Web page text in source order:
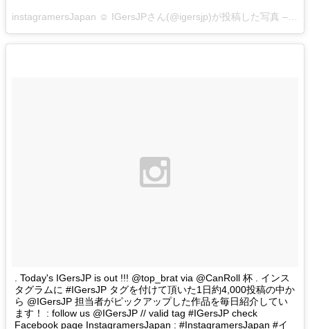
. Today's IGersJP is out !!! @top_brat via @CanRoll 杯 . インス
タグラムに #IGersJP タグを付けて頂いた1日約4,000投稿の中か
ら @IGersJP 担当者がピックアップした作品を毎日紹介してい
ます！ : follow us @IGersJP // valid tag #IGersJP check
Facebook page InstagramersJapan : #InstagramersJapan #イ